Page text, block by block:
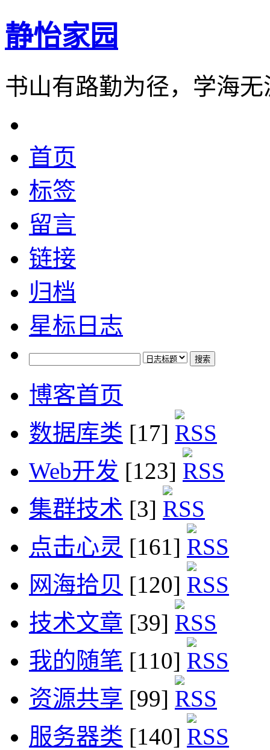
静怡家园
书山有路勤为径，学海
首页
标签
留言
链接
归档
星标日志
博客首页
数据库类 [17]
Web开发 [123]
集群技术 [3]
点击心灵 [161]
网海拾贝 [120]
技术文章 [39]
我的随笔 [110]
资源共享 [99]
服务器类 [140]